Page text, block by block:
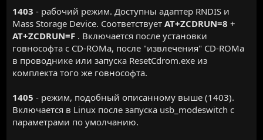
1403 - рабочий режим. Доступны адаптер RNDIS и
Mass Storage Device. СоответствуетAT+ZCDRUN=8 +
AT+ZCDRUN=F . Включается после установки
говнософта с CD-ROMа, после "извлечения" CD-ROMа
в проводнике или запуска ResetCdrom.exe из
комплекта того же говнософта.
1405 - режим, подобный описанному выше (1403).
Включается в Linux после запуска usb_modeswitch c
параметрами по умолчанию.